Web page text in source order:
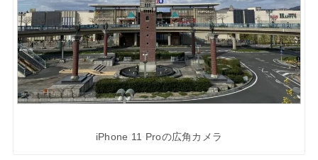
iPhone 11 Proの広角カメラ